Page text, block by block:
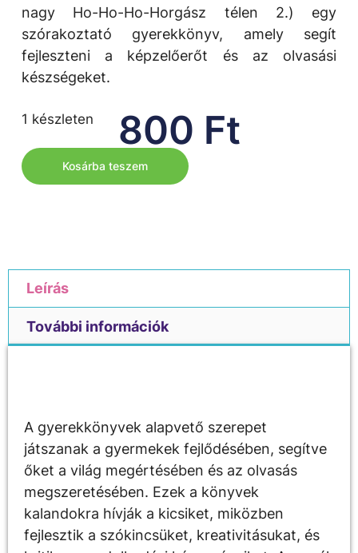
nagy Ho-Ho-Ho-Horgász télen 2.) egy
szórakoztató gyerekkönyv, amely segít
fejleszteni a képzelőerőt és az olvasási
készségeket.
800 Ft
1 készleten
Kosárba teszem
Leírás
További információk
A gyerekkönyvek alapvető szerepet
játszanak a gyermekek fejlődésében, segítve
őket a világ megértésében és az olvasás
megszeretésében. Ezek a könyvek
kalandokra hívják a kicsiket, miközben
fejlesztik a szókincsüket, kreativitásukat, és